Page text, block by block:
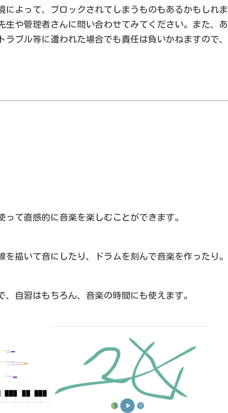
によって、ブロックされてしまうものもあるかもしれま
生や管理者さんに問い合わせてみてください。また、あ
ブル等に遭われた場合でも責任は負いかねますので、
て直感的に音楽を楽しむことができます。
描いて音にしたり、ドラムを刻んで音楽を作ったり。
自習はもちろん、音楽の時間にも使えます。